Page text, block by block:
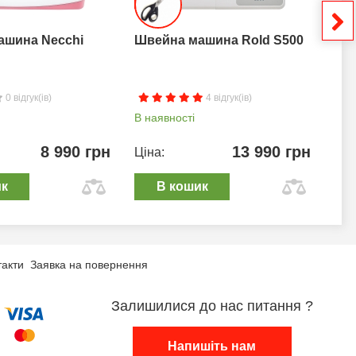
Necchi
0 відгук(ів)
8 990 грн
Швейна машина Rold S500
4 відгук(ів)
В наявності
Ціна: 13 990 грн
В кошик
Заявка на повернення
Залишилися до нас питання ?
Напишіть нам